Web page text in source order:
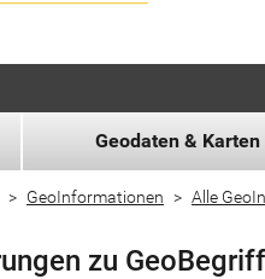
Geodaten & Karten
GeoInformationen Alle
zu